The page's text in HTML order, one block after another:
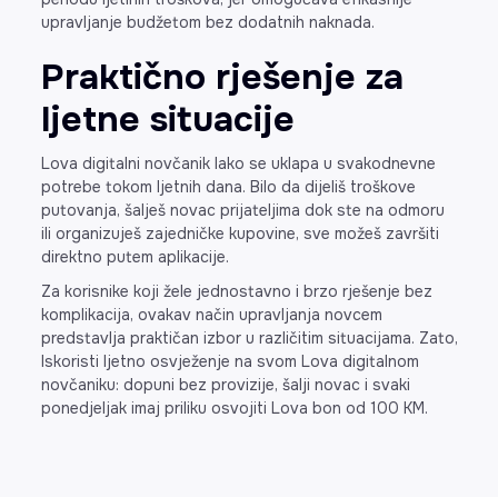
upravljanje budžetom bez dodatnih naknada.
Praktično rješenje za
ljetne situacije
Lova digitalni novčanik lako se uklapa u svakodnevne
potrebe tokom ljetnih dana. Bilo da dijeliš troškove
putovanja, šalješ novac prijateljima dok ste na odmoru
ili organizuješ zajedničke kupovine, sve možeš završiti
direktno putem aplikacije.
Za korisnike koji žele jednostavno i brzo rješenje bez
komplikacija, ovakav način upravljanja novcem
predstavlja praktičan izbor u različitim situacijama. Zato,
Iskoristi ljetno osvježenje na svom Lova digitalnom
novčaniku: dopuni bez provizije, šalji novac i svaki
ponedjeljak imaj priliku osvojiti Lova bon od 100 KM.